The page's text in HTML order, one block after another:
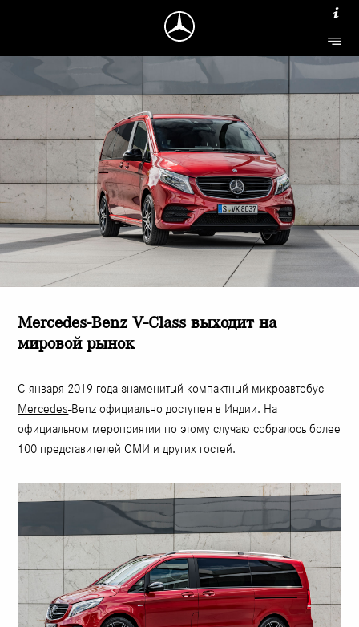
Mercedes-Benz V-Class выходит на
мировой рынок
С января 2019 года знаменитый компактный микроавтобус
Mercedes-Benz официально доступен в Индии. На
официальном мероприятии по этому случаю собралось более
100 представителей СМИ и других гостей.